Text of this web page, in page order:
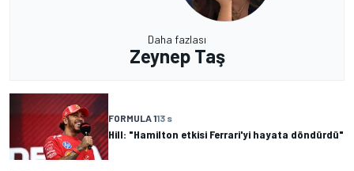
Daha fazlası
Zeynep Taş
FORMULA 113 s
Hill: "Hamilton etkisi Ferrari'yi hayata döndürdü"